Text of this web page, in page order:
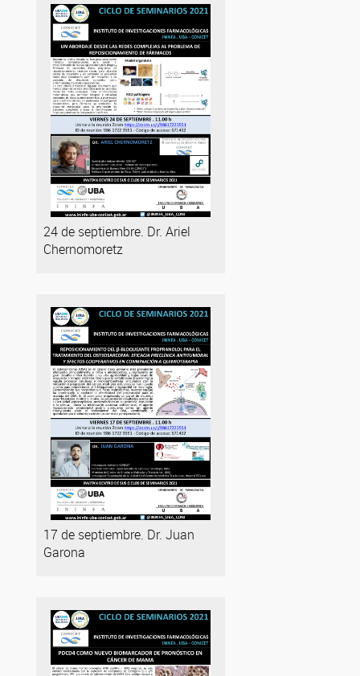
24 de septiembre. Dr. Ariel
Chernomoretz
17 de septiembre. Dr. Juan
Garona